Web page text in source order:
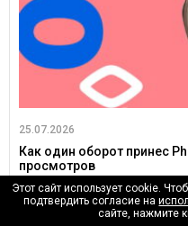
25.07.2026
Как один оборот принес
просмотров
0 3480
Этот сайт использует cookie.
подтвердить согласие на
сайте, нажмите